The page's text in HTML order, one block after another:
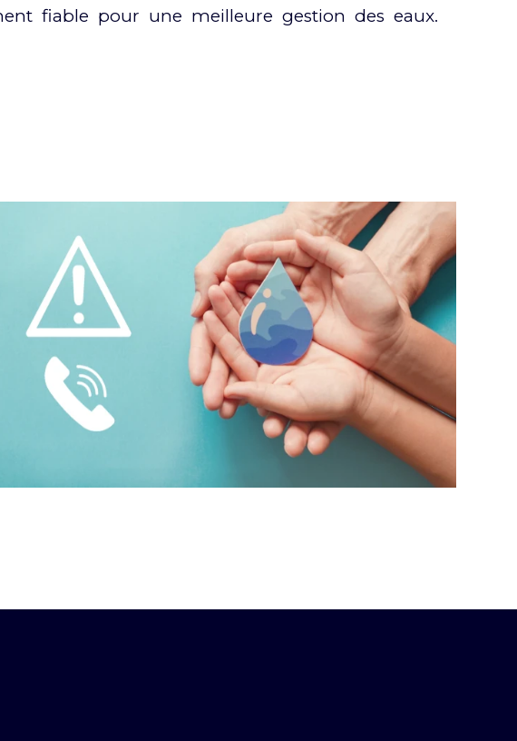
fiable pour une meilleure gestion des eaux.